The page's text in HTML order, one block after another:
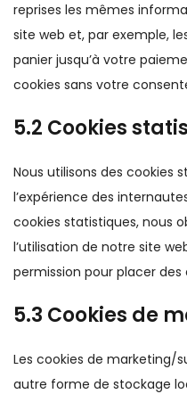
reprises les mêmes
site web et, par exemple,
panier jusqu’à votre
cookies sans votre
5.2 Cookies
Nous utilisons des cookies
l’expérience des
cookies statistiques, nous
l’utilisation de notre site
permission pour placer des
5.3 Cookies de
Les cookies de marketing/
autre forme de stockage